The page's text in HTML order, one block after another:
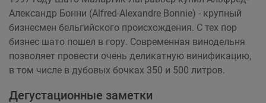
Александр Бонни (Alfred-Alexandre Bonnie) - крупный
бизнесмен бельгийского происхождения. С тех пор
бизнес шато пошел в гору. Современная винодельня
позволяет провести очень деликатную винификацию,
в том числе в дубовых бочках 350 и 500 литров.
Дегустационные заметки